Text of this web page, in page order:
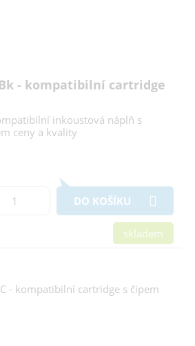
- kompatibilní cartridge
inkoustová náplň s
ceny a kvality
DO KOŠÍKU
skladem